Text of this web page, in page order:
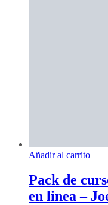
Añadir al carrito
Pack de
en linea –